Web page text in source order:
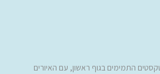
התמימים בגוף ראשון, עם האיורים